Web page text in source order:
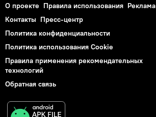
О проекте Правила использования Реклама
Контакты Пресс-центр
Политика конфиденциальности
Политика использования Cookie
Правила применения рекомендательных
технологий
Обратная связь